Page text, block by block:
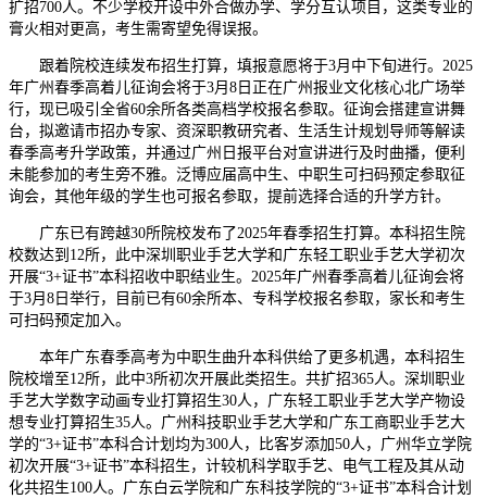
扩招700人。不少学校开设中外合做办学、学分互认项目，这类专业的
膏火相对更高，考生需寄望免得误报。
跟着院校连续发布招生打算，填报意愿将于3月中下旬进行。2025
年广州春季高着儿征询会将于3月8日正在广州报业文化核心北广场举
行，现已吸引全省60余所各类高档学校报名参取。征询会搭建宣讲舞
台，拟邀请市招办专家、资深职教研究者、生活生计规划导师等解读
春季高考升学政策，并通过广州日报平台对宣讲进行及时曲播，便利
未能参加的考生旁不雅。泛博应届高中生、中职生可扫码预定参取征
询会，其他年级的学生也可报名参取，提前选择合适的升学方针。
广东已有跨越30所院校发布了2025年春季招生打算。本科招生院
校数达到12所，此中深圳职业手艺大学和广东轻工职业手艺大学初次
开展“3+证书”本科招收中职结业生。2025年广州春季高着儿征询会将
于3月8日举行，目前已有60余所本、专科学校报名参取，家长和考生
可扫码预定加入。
本年广东春季高考为中职生曲升本科供给了更多机遇，本科招生
院校增至12所，此中3所初次开展此类招生。共扩招365人。深圳职业
手艺大学数字动画专业打算招生30人，广东轻工职业手艺大学产物设
想专业打算招生35人。广州科技职业手艺大学和广东工商职业手艺大
学的“3+证书”本科合计划均为300人，比客岁添加50人，广州华立学院
初次开展“3+证书”本科招生，计较机科学取手艺、电气工程及其从动
化共招生100人。广东白云学院和广东科技学院的“3+证书”本科合计划